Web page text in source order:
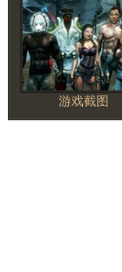
游戏截图